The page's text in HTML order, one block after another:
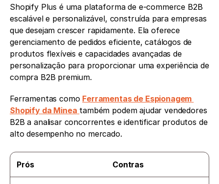
Shopify Plus é uma plataforma de e-commerce B2B
escalável e personalizável, construída para empresas
que desejam crescer rapidamente. Ela oferece
gerenciamento de pedidos eficiente, catálogos de
produtos flexíveis e capacidades avançadas de
personalização para proporcionar uma experiência de
compra B2B premium.
Ferramentas como Ferramentas de Espionagem
Shopify da Minea também podem ajudar vendedores
B2B a analisar concorrentes e identificar produtos de
alto desempenho no mercado.
Prós Contras